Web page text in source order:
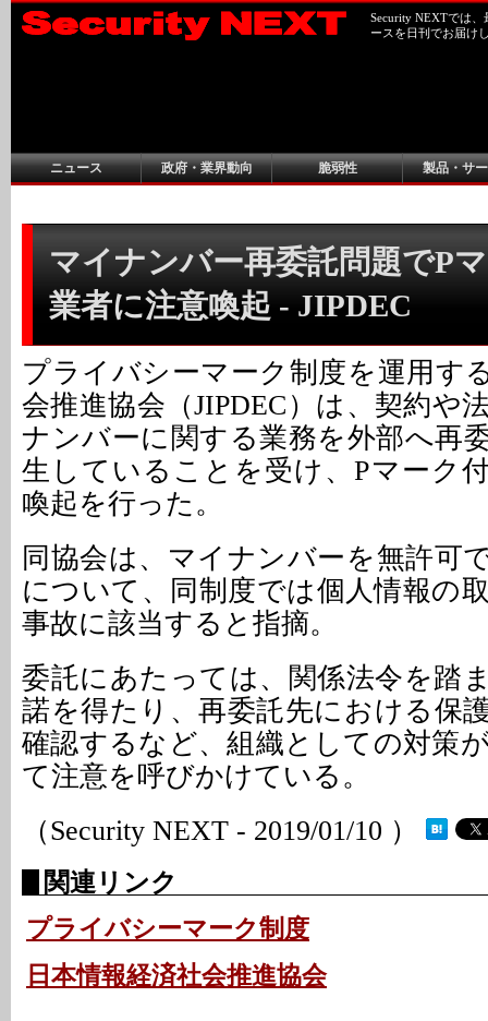
Security NEXTでは
ースを日刊でお届け
ニュース 政府・業界動向 脆弱性 製品・サ
マイナンバー再委託問題でP
業者に注意喚起 - JIPDEC
プライバシーマーク制度を運用す
会推進協会（JIPDEC）は、契約や
ナンバーに関する業務を外部へ再
生していることを受け、Pマーク
喚起を行った。
同協会は、マイナンバーを無許可
について、同制度では個人情報の
事故に該当すると指摘。
委託にあたっては、関係法令を踏
諾を得たり、再委託先における保
確認するなど、組織としての対策
て注意を呼びかけている。
（Security NEXT - 2019/01/10 ）
関連リンク
プライバシーマーク制度
日本情報経済社会推進協会